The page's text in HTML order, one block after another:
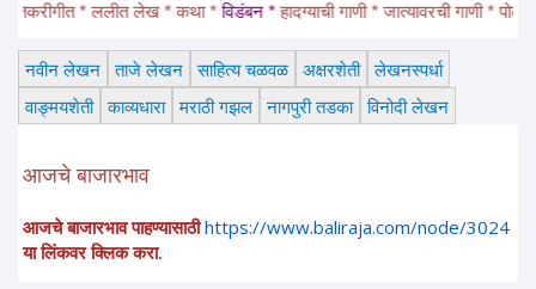
* ललीत लेख * कथा * विडंबन * हादग्याची गाणी * जात्यावरची गाणी *
नवीन लेखन ताजे लेखन साहित्य चळवळ अक्षरशेती लेखनस्पर्धा
वाङ्मयशेती काव्यधारा मराठी गझल नागपुरी तडका विनोदी लेखन
आजचे बाजारभाव
आजचे बाजारभाव पाहण्यासाठी https://www.baliraja.com/node/3024
या लिंकवर क्लिक करा.